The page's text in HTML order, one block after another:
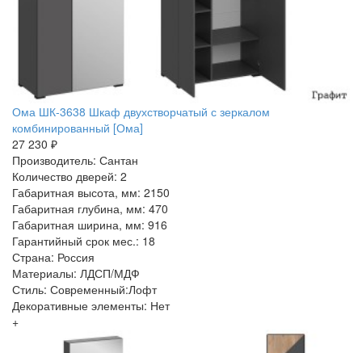
Ома ШК-3638 Шкаф двухстворчатый с зеркалом
комбинированный [Ома]
27 230 ₽
Производитель: Сантан
Количество дверей: 2
Габаритная высота, мм: 2150
Габаритная глубина, мм: 470
Габаритная ширина, мм: 916
Гарантийный срок мес.: 18
Страна: Россия
Материалы: ЛДСП/МДФ
Стиль: Современный:Лофт
Декоративные элементы: Нет
+